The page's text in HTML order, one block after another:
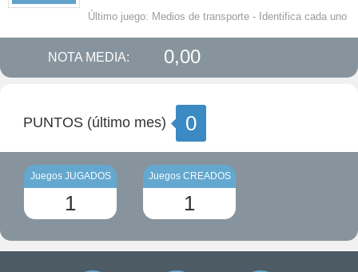
Último juego: Medios de transporte - Identifica cada uno
NOTA MEDIA: 0,00
PUNTOS (último mes) 0
Juegos JUGADOS
1
Juegos CREADOS
1